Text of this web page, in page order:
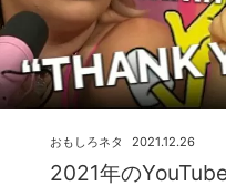
2021年の
2021.12.26
おもしろネタ